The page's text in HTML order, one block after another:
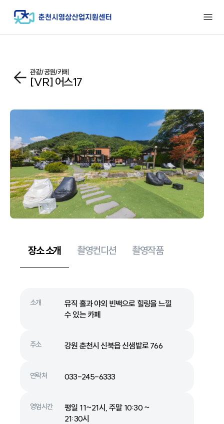
관광/공원/카페
[VR] 어스17
장소 소개 촬영컨디션 촬영작품
소개
뮤직 홀과 야외 빈백으로 힐링을 느낄
수 있는 카페
주소 강원 춘천시 신북읍 신샘밭로 766
연락처 033-245-6333
영업시간
평일 11~21시, 주말 10:30 ~
21:30시